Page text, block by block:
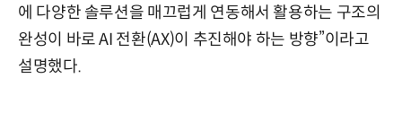
에 다양한 솔루션을 매끄럽게 연동해서 활용하는 구조의
완성이 바로 AI 전환(AX)이 추진해야 하는 방향”이라고
설명했다.